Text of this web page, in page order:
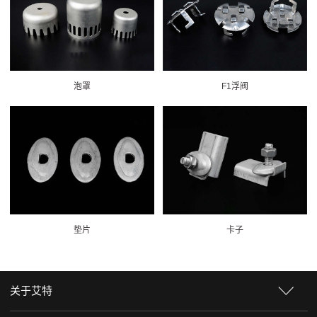
泡罩 F1浮阀
垫片 卡子
关于艾特